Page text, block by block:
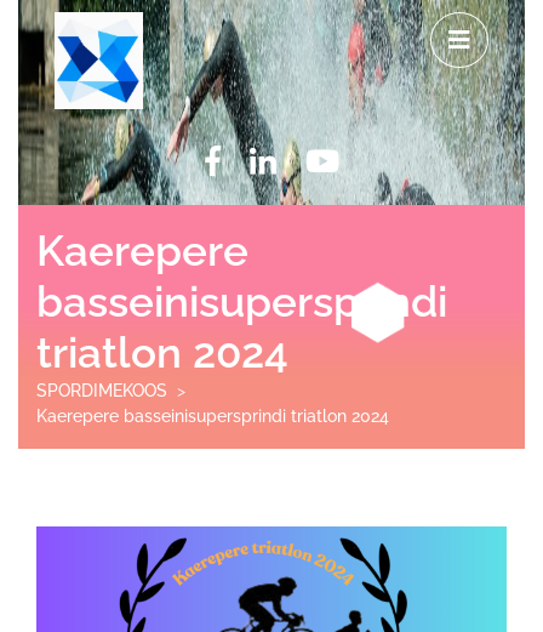
Kaerepere
basseinisupersprindi
triatlon 2024
SPORDIMEKOOS >
Kaerepere basseinisupersprindi triatlon 2024